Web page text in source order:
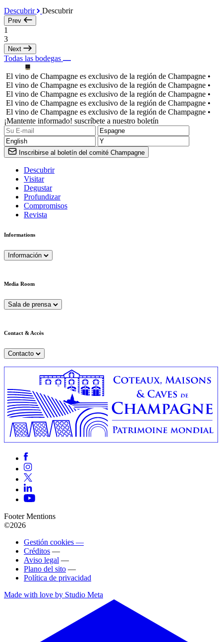
Descubrir Descubrir
Prev
1
3
Next
Todas las bodegas
El vino de Champagne es exclusivo de la región de Champagne •
El vino de Champagne es exclusivo de la región de Champagne •
El vino de Champagne es exclusivo de la región de Champagne •
El vino de Champagne es exclusivo de la región de Champagne •
El vino de Champagne es exclusivo de la región de Champagne •
¡Mantente informado! suscríbete a nuestro boletín
Inscribirse al boletín del comité Champagne
Descubrir
Visitar
Degustar
Profundizar
Compromisos
Revista
Informations
Información
Media Room
Sala de prensa
Contact & Accès
Contacto
Footer Mentions
©2026
Gestión cookies —
Créditos —
Aviso legal —
Plano del sito —
Política de privacidad
Made with love by Studio Meta